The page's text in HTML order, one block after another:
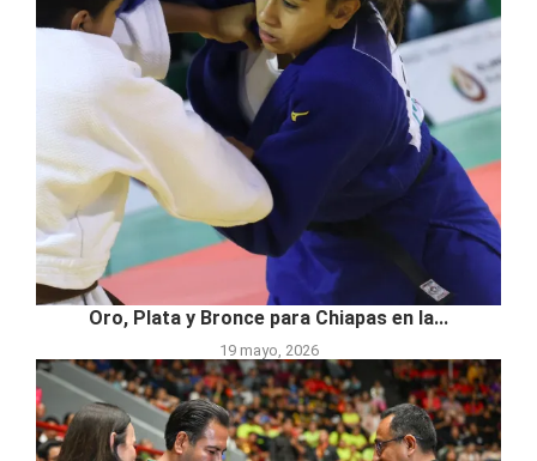
Oro, Plata y Bronce para Chiapas en la...
19 mayo, 2026